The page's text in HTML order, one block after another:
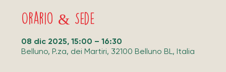
Orario & Sede
08 dic 2025, 15:00 – 16:30
Belluno, P.za, dei Martiri, 32100 Belluno BL, Italia